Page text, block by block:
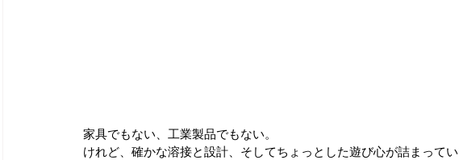
家具でもない、工業製品でもない。
けれど、確かな溶接と設計、そしてちょっとした遊び心が詰まって